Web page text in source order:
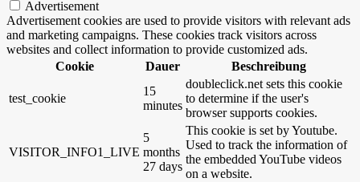
Advertisement
Advertisement cookies are used to provide visitors with relevant ads
and marketing campaigns. These cookies track visitors across
websites and collect information to provide customized ads.
Cookie
Dauer Beschreibung
test_cookie
15
minutes
doubleclick.net sets this cookie
to determine if the user's
browser supports cookies.
VISITOR_INFO1_LIVE
5
months
27 days
This cookie is set by Youtube.
Used to track the information of
the embedded YouTube videos
on a website.